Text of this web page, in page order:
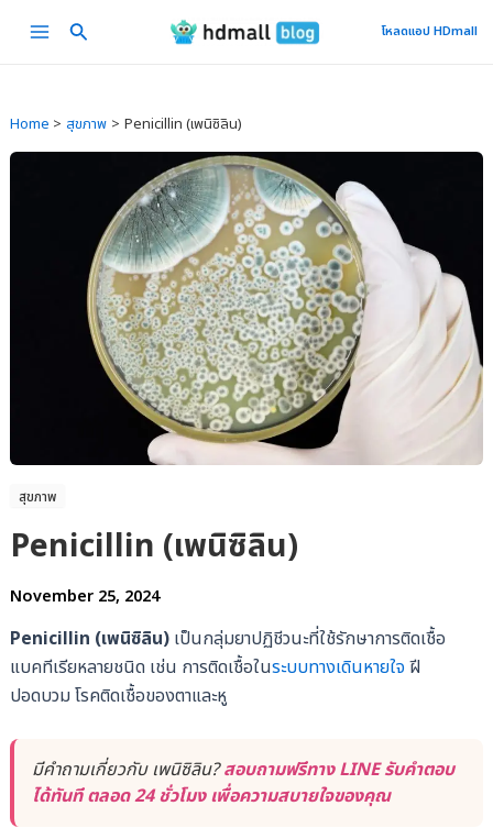
Main
โหลดแอป HDmall
Home สุขภาพ Penicillin (เพนิซิลิน)
สุขภาพ
Penicillin (เพนิซิลิน)
November 25, 2024
Penicillin (เพนิซิลิน)เป็นกลุ่มยาปฏิชีวนะที่ใช้รักษาการติดเชื้อ
แบคทีเรียหลายชนิด เช่น การติดเชื้อในระบบทางเดินหายใจ ฝี
ปอดบวม โรคติดเชื้อของตาและหู
มีคำถามเกี่ยวกับ เพนิซิลิน?สอบถามฟรีทาง LINE รับคำตอบ
ได้ทันที ตลอด 24 ชั่วโมง เพื่อความสบายใจของคุณ